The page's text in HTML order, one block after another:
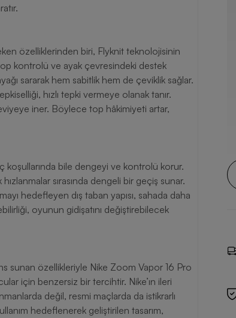
özelliklerinden biri, Flyknit teknolojisinin
kontrolü ve ayak çevresindeki destek
sararak hem sabitlik hem de çeviklik sağlar.
hızlı tepki vermeye olanak tanır.
iner. Böylece top hâkimiyeti artar,
bile dengeyi ve kontrolü korur.
sırasında dengeli bir geçiş sunar.
hedefleyen dış taban yapısı, sahada daha
oyunun gidişatını değiştirebilecek
sunan özellikleriyle Nike Zoom Vapor 16 Pro
değil, resmi maçlarda da istikrarlı
hedeflenerek geliştirilen tasarım,